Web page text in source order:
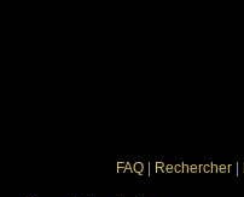
FAQ Rechercher